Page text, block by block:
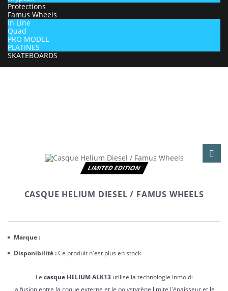
Protections
Famus Wheels
In Line
Quad
PRO MODEL
PLATINES
SKATEBOARDS
LIMITED EDITION
CASQUE HELIUM DIESEL / FAMUS WHEELS
Marque :
Disponibilité :Ce produit n'est plus en stock
Le casque HELIUM ALK13utilise la technologie Inmold: